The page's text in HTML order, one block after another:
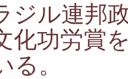
ジル連邦
化功労賞
る。